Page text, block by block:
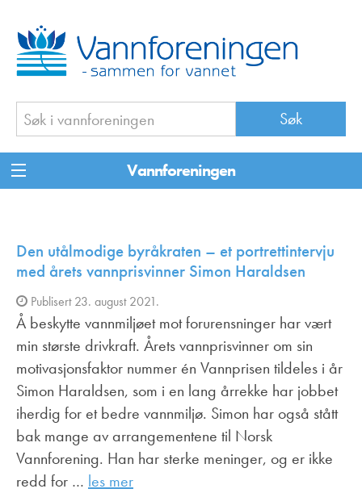
Vannforeningen
Den utålmodige byråkraten – et portrettintervju
med årets vannprisvinner Simon Haraldsen
Publisert 23. august 2021.
Å beskytte vannmiljøet mot forurensninger har vært
min største drivkraft. Årets vannprisvinner om sin
motivasjonsfaktor nummer én Vannprisen tildeles i år
Simon Haraldsen, som i en lang årrekke har jobbet
iherdig for et bedre vannmiljø. Simon har også stått
bak mange av arrangementene til Norsk
Vannforening. Han har sterke meninger, og er ikke
redd for … les mer